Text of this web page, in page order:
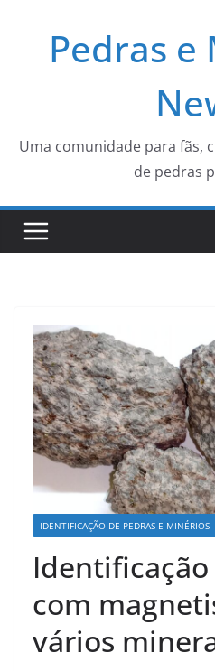
Pedras
Uma comunidade para fãs,
de pedras
IDENTIFICAÇÃO DE PEDRAS E MINÉRIOS
com
vários